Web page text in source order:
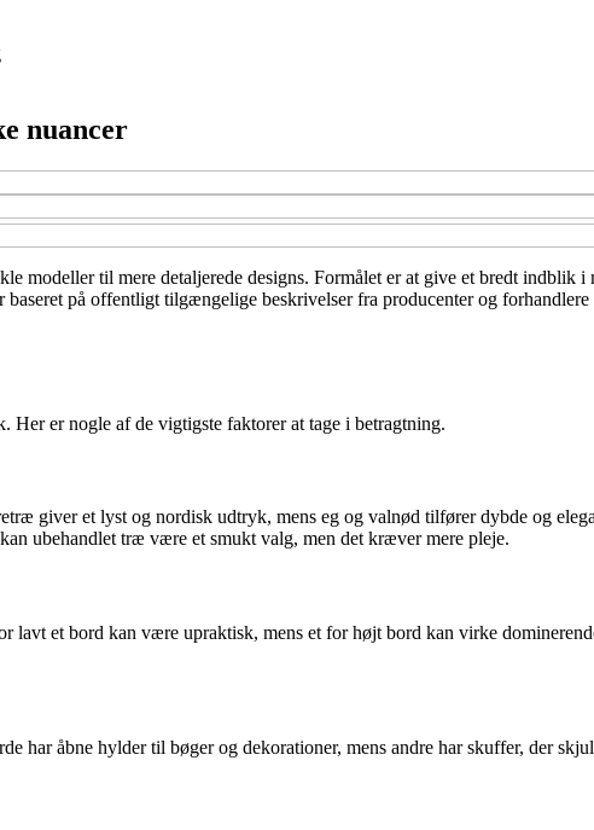
nuancer
modeller til mere detaljerede designs. Formålet er at give et bredt indblik
på offentligt tilgængelige beskrivelser fra producenter og
er nogle af de vigtigste faktorer at tage i betragtning.
giver et lyst og nordisk udtryk, mens eg og valnød tilfører dybde og
ubehandlet træ være et smukt valg, men det kræver mere pleje.
lavt et bord kan være upraktisk, mens et for højt bord kan virke
har åbne hylder til bøger og dekorationer, mens andre har skuffer, der